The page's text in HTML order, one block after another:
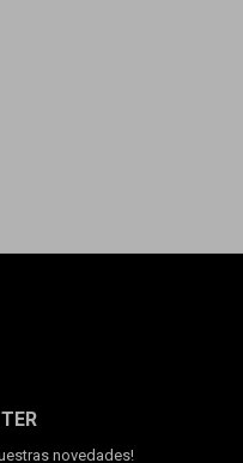
novedades!